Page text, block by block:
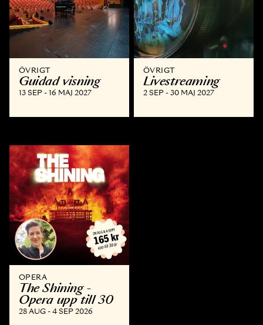
ÖVRIGT
Guidad visning
13 SEP - 16 MAJ 2027
ÖVRIGT
Livestreaming
2 SEP - 30 MAJ 2027
OPERA
The Shining -
Opera upp till 30
28 AUG - 4 SEP 2026